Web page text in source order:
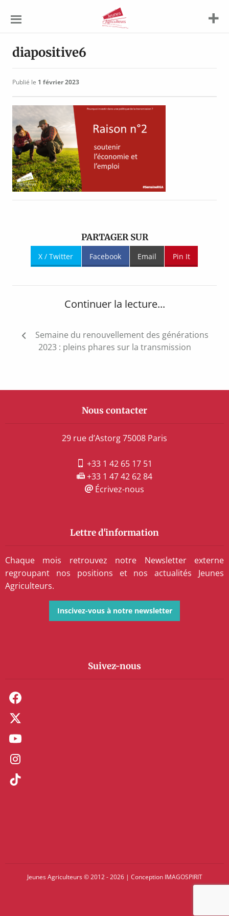
Agriculteurs
diapositive6
Publié le 1 février 2023
PARTAGER SUR
X / Twitter Facebook Email Pin It
Continuer la lecture...
Navigation
de
Semaine du renouvellement des générations
2023 : pleins phares sur la transmission
Nous contacter
29 rue d’Astorg 75008 Paris
+33 1 42 65 17 51
+33 1 47 42 62 84
Écrivez-nous
Lettre d'information
Chaque mois retrouvez notre Newsletter externe
regroupant nos positions et nos actualités Jeunes
Agriculteurs.
Inscivez-vous à notre newsletter
Suivez-nous
Jeunes Agriculteurs © 2012 - 2026 | Conception IMAGOSPIRIT